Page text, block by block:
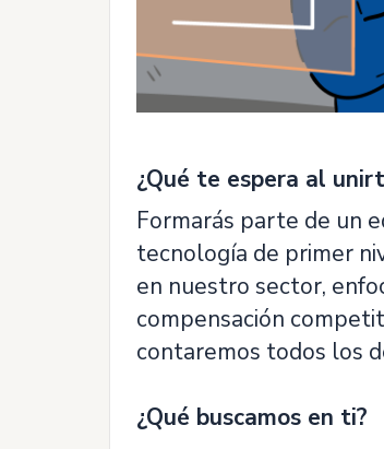
¿Qué te espera al
Formarás parte de un
tecnología de primer
en nuestro sector,
compensación
contaremos todos los
¿Qué buscamos en ti?